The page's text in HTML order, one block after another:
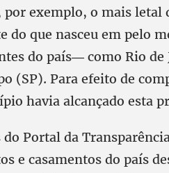
por exemplo, o mais letal
do que nasceu em pelo
do país― como Rio de
(SP). Para efeito de
havia alcançado esta
do Portal da
e casamentos do país